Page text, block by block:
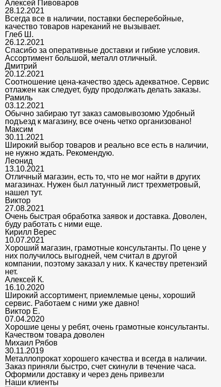
Алексей Пивоваров
28.12.2021
Всегда все в наличии, поставки бесперебойные,
качество товаров нареканий не вызывает.
Глеб Ш.
26.12.2021
Спасибо за оперативные доставки и гибкие условия.
Ассортимент большой, металл отличный.
Дмитрий
20.12.2021
Соотношение цена-качество здесь адекватное. Сервис
отлажен как следует, буду продолжать делать заказы.
Рамиль
03.12.2021
Обычно забираю тут заказ самовывозомю Удобный
подъезд к магазину, все очень четко организовано!
Максим
30.11.2021
Широкий выбор товаров и реально все есть в наличии,
не нужно ждать. Рекомендую.
Леонид
13.10.2021
Отличный магазин, есть то, что не мог найти в других
магазинах. Нужен был латунный лист трехметровый,
нашел тут.
Виктор
27.08.2021
Очень быстрая обработка заявок и доставка. Доволен,
буду работать с ними еще.
Кирилл Верес
10.07.2021
Хороший магазин, грамотные консультанты. По цене у
них получилось выгодней, чем считал в другой
компании, поэтому заказал у них. К качеству претензий
нет.
Алексей К.
16.10.2020
Широкий ассортимент, приемлемые цены, хороший
сервис. Работаем с ними уже давно!
Виктор Е.
07.04.2020
Хорошие цены у ребят, очень грамотные консультанты.
Качеством товара доволен
Михаил Рябов
30.11.2019
Металлопрокат хорошего качества и всегда в наличии.
Заказ приняли быстро, счет скинули в течение часа.
Оформили доставку и через день привезли
Наши клиенты